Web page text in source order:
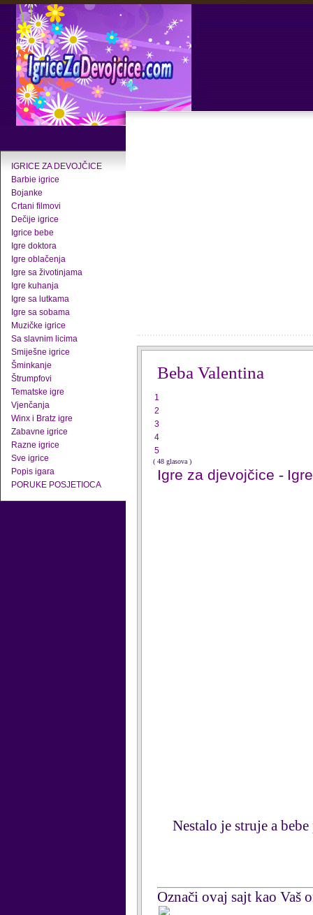
IGRICE ZA DEVOJČICE
Barbie igrice
Bojanke
Crtani filmovi
Dečije igrice
Igrice bebe
Igre doktora
Igre oblačenja
Igre sa životinjama
Igre kuhanja
Igre sa lutkama
Igre sa sobama
Muzičke igrice
Sa slavnim licima
Smiješne igrice
Šminkanje
Štrumpfovi
Tematske igre
Vjenčanja
Winx i Bratz igre
Zabavne igrice
Razne igrice
Sve igrice
Popis igara
PORUKE POSJETIOCA
Beba Valentina
1
2
3
4
5
( 48 glasova )
Igre za djevojčice -
Nestalo je struje a
Označi ovaj sajt kao Vaš